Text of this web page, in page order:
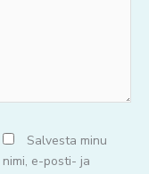
Salvesta minu
nimi, e-posti- ja